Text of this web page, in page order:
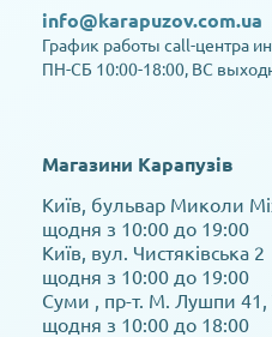
info@karapuzov.com.ua
График работы call-центра
ПН-СБ 10:00-18:00, ВС
Магазини Карапузів
Київ, бульвар Миколи
щодня з 10:00 до 19:00
Київ, вул. Чистяківська 2
щодня з 10:00 до 19:00
Суми , пр-т. М. Лушпи 41,
щодня з 10:00 до 18:00